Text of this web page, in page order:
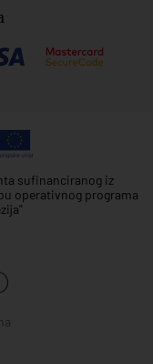
sufinanciranog iz
operativnog programa